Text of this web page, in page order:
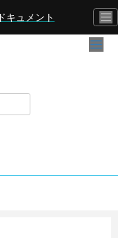
キュメント